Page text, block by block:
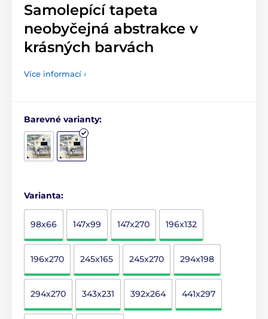
Samolepící tapeta
neobyčejná abstrakce v
krásných barvách
Více informací ›
Barevné varianty:
Varianta:
98x66 147x99 147x270 196x132
196x270 245x165 245x270 294x198
294x270 343x231 392x264 441x297